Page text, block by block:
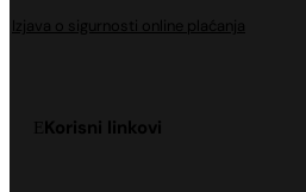
Izjava o sigurnosti online plaćanja
Korisni linkovi